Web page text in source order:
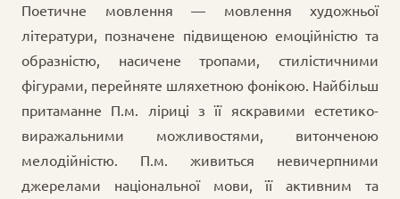
Поетичне мовлення — мовлення художньої
літератури, позначене підвищеною емоційністю та
образністю, насичене тропами, стилістичними
фігурами, перейняте шляхетною фонікою. Найбільш
притаманне П.м. ліриці з її яскравими естетико-
виражальними можливостями, витонченою
мелодійністю. П.м. живиться невичерпними
джерелами національної мови, її активним та